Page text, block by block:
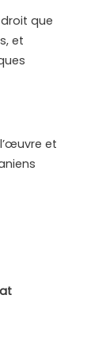
que
et
et